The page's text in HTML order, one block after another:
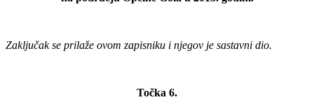
Zaključak se prilaže ovom zapisniku i njegov je sastavni dio.
Točka 6.